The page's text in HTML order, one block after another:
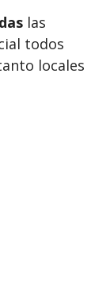
las
todos
locales